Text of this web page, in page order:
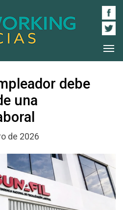
debe
una
de 2026